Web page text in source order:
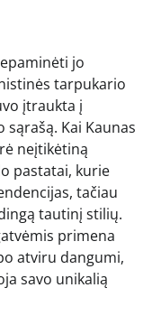
jo
tarpukario
įtraukta į
sąrašą. Kai Kaunas
neįtikėtiną
pastatai, kurie
tačiau
tautinį stilių.
primena
atviru dangumi,
savo unikalią